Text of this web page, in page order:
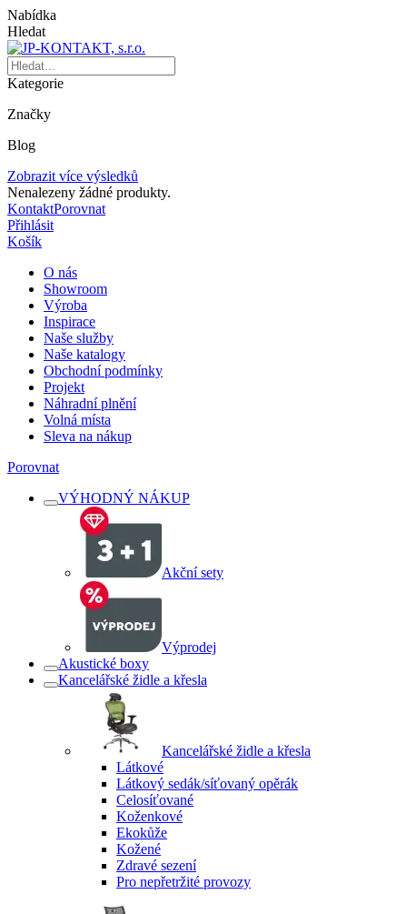
Nabídka
Hledat
Kategorie
Značky
Blog
Zobrazit více výsledků
Nenalezeny žádné produkty.
KontaktPorovnat
Přihlásit
Košík
O nás
Showroom
Výroba
Inspirace
Naše služby
Naše katalogy
Obchodní podmínky
Projekt
Náhradní plnění
Volná místa
Sleva na nákup
Porovnat
VÝHODNÝ NÁKUP
Akční sety
Výprodej
Akustické boxy
Kancelářské židle a křesla
Kancelářské židle a křesla
Látkové
Látkový sedák/síťovaný opěrák
Celosíťované
Koženkové
Ekokůže
Kožené
Zdravé sezení
Pro nepřetržité provozy